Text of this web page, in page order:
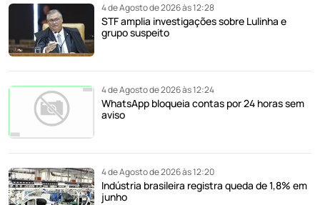
4 de Agosto de 2026 às 12:28
STF amplia investigações sobre Lulinha e
grupo suspeito
4 de Agosto de 2026 às 12:24
WhatsApp bloqueia contas por 24 horas sem
aviso
4 de Agosto de 2026 às 12:20
Indústria brasileira registra queda de 1,8% em
junho